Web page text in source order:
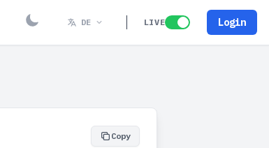
DE LIVE Login
Copy